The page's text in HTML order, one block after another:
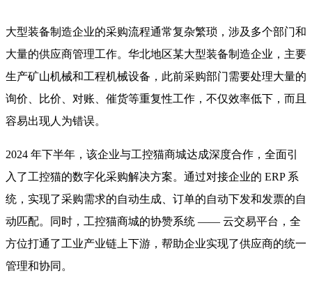
大型装备制造企业的采购流程通常复杂繁琐，涉及多个部门和
大量的供应商管理工作。华北地区某大型装备制造企业，主要
生产矿山机械和工程机械设备，此前采购部门需要处理大量的
询价、比价、对账、催货等重复性工作，不仅效率低下，而且
容易出现人为错误。
2024 年下半年，该企业与工控猫商城达成深度合作，全面引
入了工控猫的数字化采购解决方案。通过对接企业的 ERP 系
统，实现了采购需求的自动生成、订单的自动下发和发票的自
动匹配。同时，工控猫商城的协赞系统 —— 云交易平台，全
方位打通了工业产业链上下游，帮助企业实现了供应商的统一
管理和协同。